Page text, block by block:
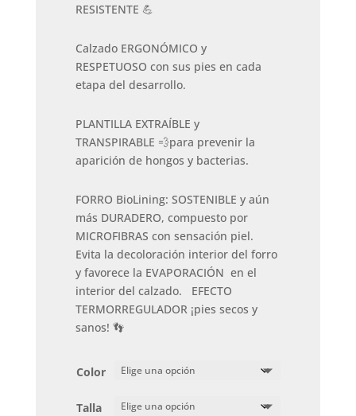
RESISTENTE 💪
Calzado ERGONÓMICO y
RESPETUOSO con sus pies en cada
etapa del desarrollo.
PLANTILLA EXTRAÍBLE y
TRANSPIRABLE 💨para prevenir la
aparición de hongos y bacterias.
FORRO BioLining: SOSTENIBLE y aún
más DURADERO, compuesto por
MICROFIBRAS con sensación piel.
Evita la decoloración interior del forro
y favorece la EVAPORACIÓN en el
interior del calzado. EFECTO
TERMORREGULADOR ¡pies secos y
sanos! 👣
Color
Talla